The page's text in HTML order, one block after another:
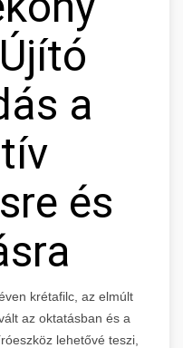
a
és
krétafilc, az elmúlt
az oktatásban és a
lehetővé teszi,